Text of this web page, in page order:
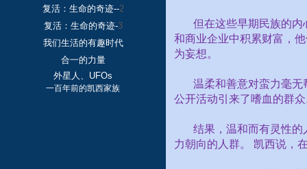
复活：生命的奇迹--2
复活：生命的奇迹-3
我们生活的有趣时代
合一的力量
外星人、UFOs
一百年前的凯西家族
但在这些早期民族的
和商业企业中积累财富，
为妄想。
温柔和善意对蛮力毫
公开活动引来了嗜血的群
结果，温和而有灵性
力朝向的人群。 凯西说，